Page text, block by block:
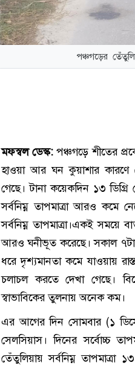
পঞ্চগড়ের
মফস্বল ডেস্ক:পঞ্চগড়ে শীতের
হাওয়া আর ঘন কুয়াশার কারণে
গেছে। টানা কয়েকদিন ১৩
সর্বনিম্ন তাপমাত্রা আরও কমে
সর্বনিম্ন তাপমাত্রা।একই সময়ে
আরও ঘনীভূত করেছে। সকাল ৭টা
ধরে দৃশ্যমানতা কমে যাওয়ায়
চলাচল করতে দেখা গেছে।
স্বাভাবিকের তুলনায় অনেক কম।
এর আগের দিন সোমবার (১
সেলসিয়াস। দিনের সর্বোচ্চ
তেঁতুলিয়ায় সর্বনিম্ন